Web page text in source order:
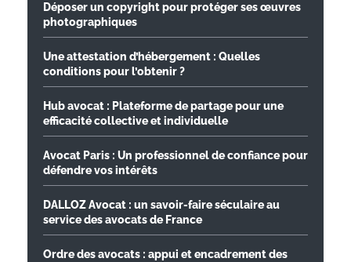
Déposer un copyright pour protéger ses œuvres
photographiques
Une attestation d’hébergement : Quelles
conditions pour l’obtenir ?
Hub avocat : Plateforme de partage pour une
efficacité collective et individuelle
Avocat Paris : Un professionnel de confiance pour
défendre vos intérêts
DALLOZ Avocat : un savoir-faire séculaire au
service des avocats de France
Ordre des avocats : appui et encadrement des